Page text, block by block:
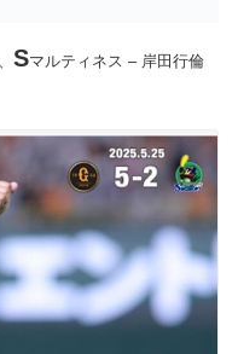
Sマルティネス – 岸田行倫